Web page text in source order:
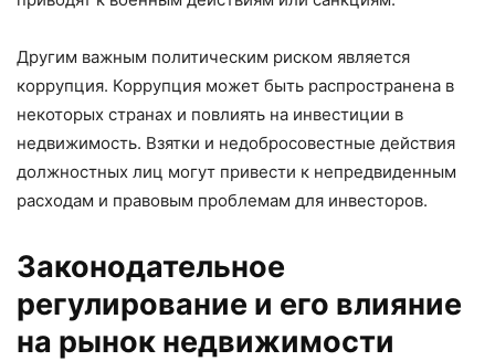
Другим важным политическим риском является
коррупция. Коррупция может быть распространена в
некоторых странах и повлиять на инвестиции в
недвижимость. Взятки и недобросовестные действия
должностных лиц могут привести к непредвиденным
расходам и правовым проблемам для инвесторов.
Законодательное
регулирование и его влияние
на рынок недвижимости